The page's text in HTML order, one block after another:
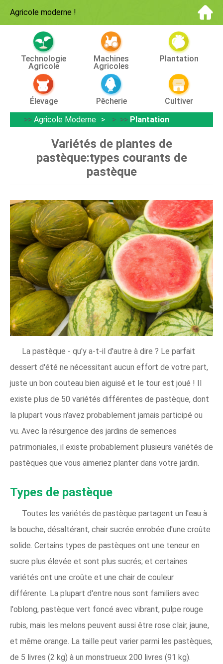
Agricole moderne !
Technologie
Agricole
Machines
Agricoles
Plantation
Élevage Pêcherie
Cultiver
>> Agricole Moderne > >> Plantation
Variétés de plantes de
pastèque:types courants de
pastèque
La pastèque - qu'y a-t-il d'autre à dire ? Le parfait
dessert d'été ne nécessitant aucun effort de votre part,
juste un bon couteau bien aiguisé et le tour est joué ! Il
existe plus de 50 variétés différentes de pastèque, dont
la plupart vous n'avez probablement jamais participé ou
vu. Avec la résurgence des jardins de semences
patrimoniales, il existe probablement plusieurs variétés de
pastèques que vous aimeriez planter dans votre jardin.
Types de pastèque
Toutes les variétés de pastèque partagent un l'eau à
la bouche, désaltérant, chair sucrée enrobée d'une croûte
solide. Certains types de pastèques ont une teneur en
sucre plus élevée et sont plus sucrés; et certaines
variétés ont une croûte et une chair de couleur
différente. La plupart d'entre nous sont familiers avec
l'oblong, pastèque vert foncé avec vibrant, pulpe rouge
rubis, mais les melons peuvent aussi être rose clair, jaune,
et même orange. La taille peut varier parmi les pastèques,
de 5 livres (2 kg) à un monstrueux 200 livres (91 kg).